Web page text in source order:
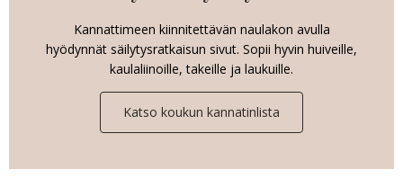
Kannattimeen kiinnitettävän naulakon avulla
hyödynnät säilytysratkaisun sivut. Sopii hyvin huiveille,
kaulaliinoille, takeille ja laukuille.
Katso koukun kannatinlista